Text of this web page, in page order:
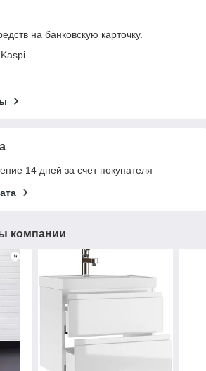
на банковскую карточку.
14 дней за счет покупателя
компании